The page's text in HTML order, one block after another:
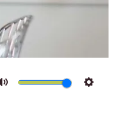
Mute Settings